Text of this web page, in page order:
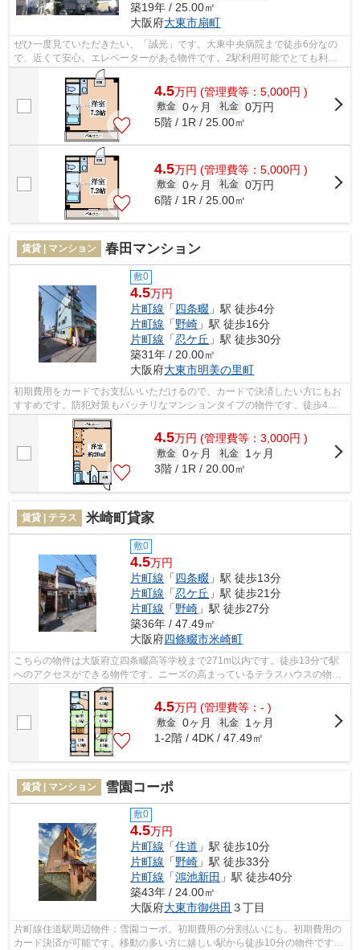
築19年 / 25.00㎡
大阪府大東市扇町
ぜひ一度見ていただきたい、「誠光」です。大東中央病院まで徒歩6分なの
で、近くて安心。エレベーターがある物件です。2駅利用可能でとても利便
性の高いマンションです。不動産につい...
4.5万円 (管理費等：5,000円 )
敷金 0ヶ月 礼金 0万円
5階 / 1R / 25.00㎡
4.5万円 (管理費等：5,000円 )
敷金 0ヶ月 礼金 0万円
6階 / 1R / 25.00㎡
賃貸 | マンション 春田マンション
敷0
4.5万円
片町線 「四条畷 」駅 徒歩4分
片町線 「野崎 」駅 徒歩16分
片町線 「忍ケ丘 」駅 徒歩30分
築31年 / 20.00㎡
大阪府大東市明美の里町
初期費用をカードでお支払いいただけるので、カードで決済したい方にもお
すすめです。防犯対策もバッチリなマンションタイプの物件です。徒歩4分
の位置に駅がある物件です。付近に駅が...
4.5万円 (管理費等：3,000円 )
敷金 0ヶ月 礼金
1ヶ月
3階 / 1R / 20.00㎡
賃貸 | テラス 米崎町貸家
敷0
4.5万円
片町線 「四条畷 」駅 徒歩13分
片町線 「忍ケ丘 」駅 徒歩21分
片町線 「野崎 」駅 徒歩27分
築36年 / 47.49㎡
大阪府四條畷市米崎町
こちらの物件は大阪府立四条畷高等学校まで271m以内です。徒歩13分で駅
へのアクセスができる物件です。ニーズの高まっているテラスハウスの物件
です。初期費用のカード決済ができます...
4.5万円 (管理費等：- )
敷金 0ヶ月 礼金
1ヶ月
1-2階 / 4DK / 47.49㎡
賃貸 | マンション 雪園コーポ
敷0
4.5万円
片町線 「住道 」駅 徒歩10分
片町線 「野崎 」駅 徒歩33分
片町線 「鴻池新田 」駅 徒歩40分
築43年 / 24.00㎡
大阪府大東市御供田 ３丁目
片町線住道駅周辺物件：雪園コーポ。初期費用の分割払いにも。初期費用の
カード決済が可能です。移動の多い方に嬉しい駅から徒歩10分の物件です。